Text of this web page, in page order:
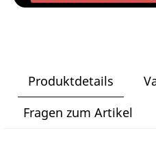
Produktdetails
Fragen zum Artikel